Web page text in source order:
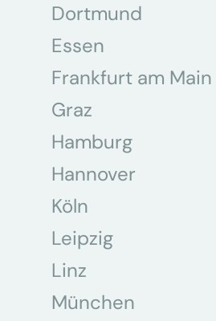
Dortmund
Essen
Frankfurt am Main
Graz
Hamburg
Hannover
Köln
Leipzig
Linz
München